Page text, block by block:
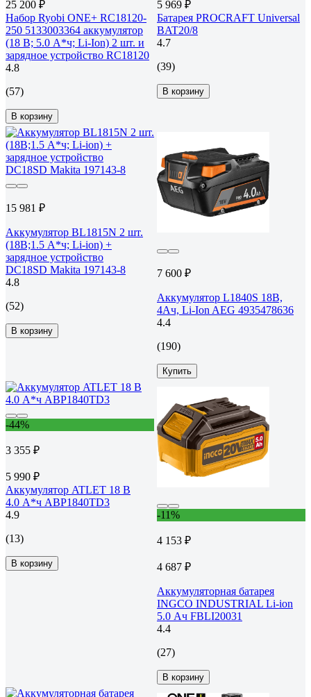
25 200 ₽
Набор Ryobi ONE+ RC18120-
250 5133003364 аккумулятор
(18 В; 5.0 А*ч; Li-Ion) 2 шт. и
зарядное устройство RC18120
4.8
(57)
В корзину
5 969 ₽
Батарея PROCRAFT Universal
BAT20/8
4.7
(39)
В корзину
15 981 ₽
Аккумулятор BL1815N 2 шт.
(18В;1.5 А*ч; Li-ion) +
зарядное устройство
DC18SD Makita 197143-8
4.8
(52)
В корзину
7 600 ₽
Аккумулятор L1840S 18В,
4Ач, Li-Ion AEG 4935478636
4.4
(190)
Купить
-44%
3 355 ₽
5 990 ₽
Аккумулятор ATLET 18 В
4.0 А*ч ABP1840TD3
4.9
(13)
В корзину
-11%
4 153 ₽
4 687 ₽
Аккумуляторная батарея
INGCO INDUSTRIAL Li-ion
5.0 Ач FBLI20031
4.4
(27)
В корзину